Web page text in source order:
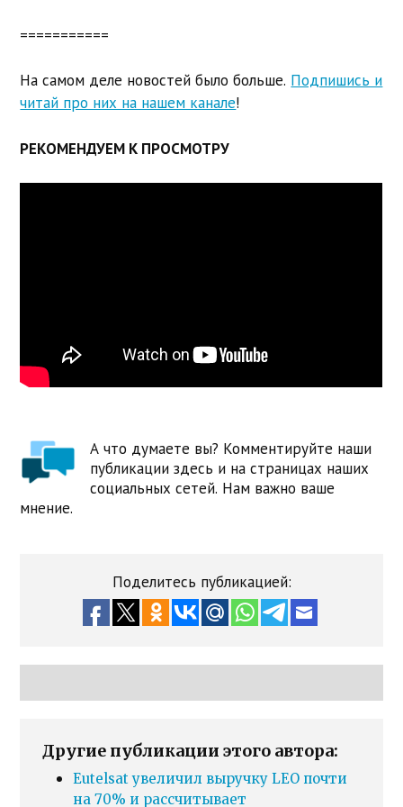
===========
На самом деле новостей было больше. Подпишись и
читай про них на нашем канале!
РЕКОМЕНДУЕМ К ПРОСМОТРУ
А что думаете вы? Комментируйте наши
публикации здесь и на страницах наших
социальных сетей. Нам важно ваше
мнение.
Поделитесь публикацией:
Другие публикации этого автора:
Eutelsat увеличил выручку LEO почти
на 70% и рассчитывает